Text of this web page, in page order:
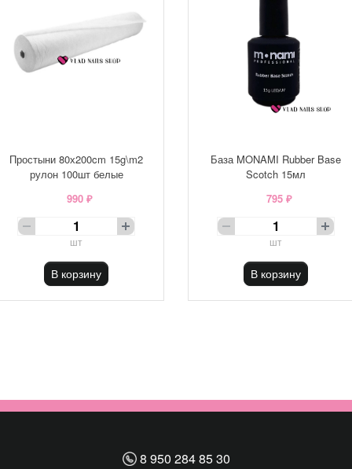
Простыни 80х200cm 15g\m2
рулон 100шт белые
990 ₽
шт
В корзину
База MONAMI Rubber Base
Scotch 15мл
795 ₽
шт
В корзину
8 950 284 85 30